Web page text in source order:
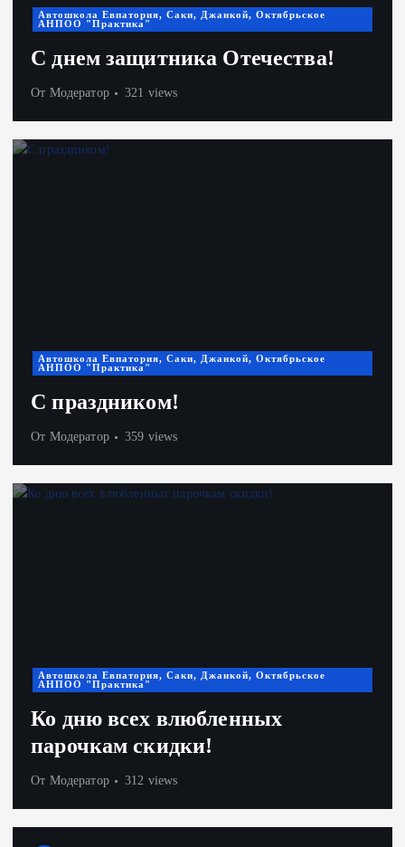
Автошкола Евпатория, Саки, Джанкой, Октябрьское
АНПОО "Практика"
С днем защитника Отечества!
От Модератор 321 views
Автошкола Евпатория, Саки, Джанкой, Октябрьское
АНПОО "Практика"
С праздником!
От Модератор 359 views
Автошкола Евпатория, Саки, Джанкой, Октябрьское
АНПОО "Практика"
Ко дню всех влюбленных
парочкам скидки!
От Модератор 312 views